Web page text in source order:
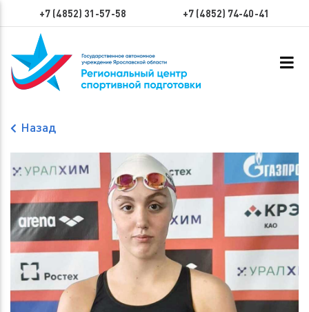
+7 (4852) 31-57-58 +7 (4852) 74-40-41
Назад